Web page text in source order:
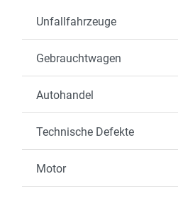
Unfallfahrzeuge
Gebrauchtwagen
Autohandel
Technische Defekte
Motor